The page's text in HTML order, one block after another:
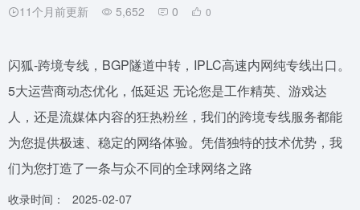
11个月前更新 5,652 0 0
闪狐-跨境专线，BGP隧道中转，IPLC高速内网纯专线出口。
5大运营商动态优化，低延迟 无论您是工作精英、游戏达
人，还是流媒体内容的狂热粉丝，我们的跨境专线服务都能
为您提供极速、稳定的网络体验。凭借独特的技术优势，我
们为您打造了一条与众不同的全球网络之路
收录时间： 2025-02-07